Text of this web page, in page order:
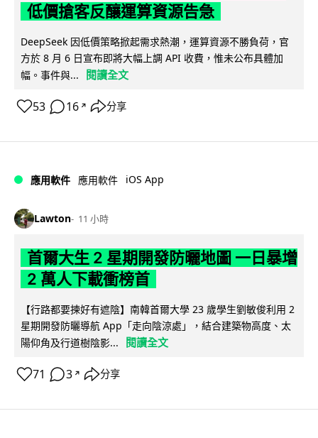
低價搶客反釀運算資源告急
DeepSeek 因低價策略掀起需求熱潮，運算資源不勝負荷，官
方於 8 月 6 日宣布即將大幅上調 API 收費，惟未公布具體加
幅。事件與...
閱讀全文
53 16 ↗ 分享
應用軟件 應用軟件 iOS App
Lawton 11 小時
首爾大生 2 星期開發防曬地圖 一日暴增
2 萬人下載衝榜首
【行路都要揀好有遮陰】南韓首爾大學 23 歲學生劉敏俊利用 2
星期開發防曬導航 App「走向陰涼處」，結合建築物高度、太
陽仰角及行道樹陰影...
閱讀全文
71 3 ↗ 分享